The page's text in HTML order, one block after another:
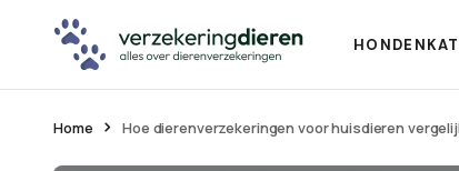
HONDEN
Home Hoe dierenverzekeringen voor huisdieren